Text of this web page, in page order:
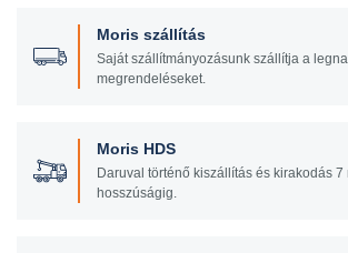
Moris szállítás
Saját szállítmányozásunk szállítja a
megrendeléseket.
Moris HDS
Daruval történő kiszállítás és kirakodás 7
hosszúságig.